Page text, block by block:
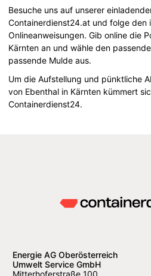
Besuche uns auf unserer
Containerdienst24.at und folge den
Onlineanweisungen. Gib online die
Kärnten an und wähle den
passende Mulde aus.
Um die Aufstellung und pünktliche
von Ebenthal in Kärnten kümmert
Containerdienst24.
Energie AG Oberösterreich
Umwelt Service GmbH